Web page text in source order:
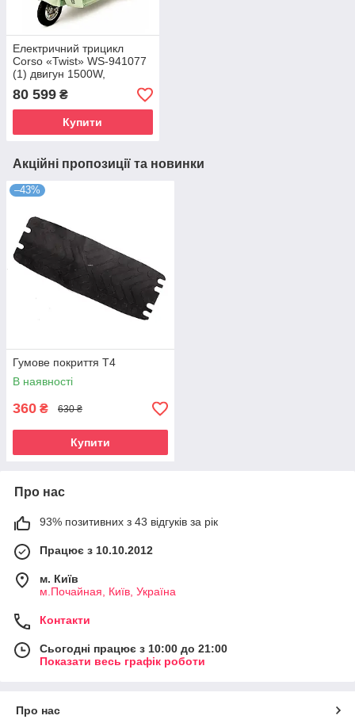
Електричний трицикл
Corso «Twist» WS-941077
(1) двигун 1500W,
акумулятор літій-залізо-
фосфатний 72V/30Ah,
колеса 300-10, в коробці
80 599 ₴
Купити
Акційні пропозиції та новинки
–43%
Гумове покриття Т4
В наявності
360 ₴ 630 ₴
Купити
Про нас
93% позитивних з 43 відгуків за рік
Працює з 10.10.2012
м. Київ
м.Почайная, Київ, Україна
Контакти
Сьогодні працює з 10:00 до 21:00
Показати весь графік роботи
Про нас